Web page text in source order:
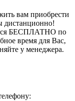
вам приобрести
дистанционно!
БЕСПЛАТНО по
время для Вас,
у менеджера.